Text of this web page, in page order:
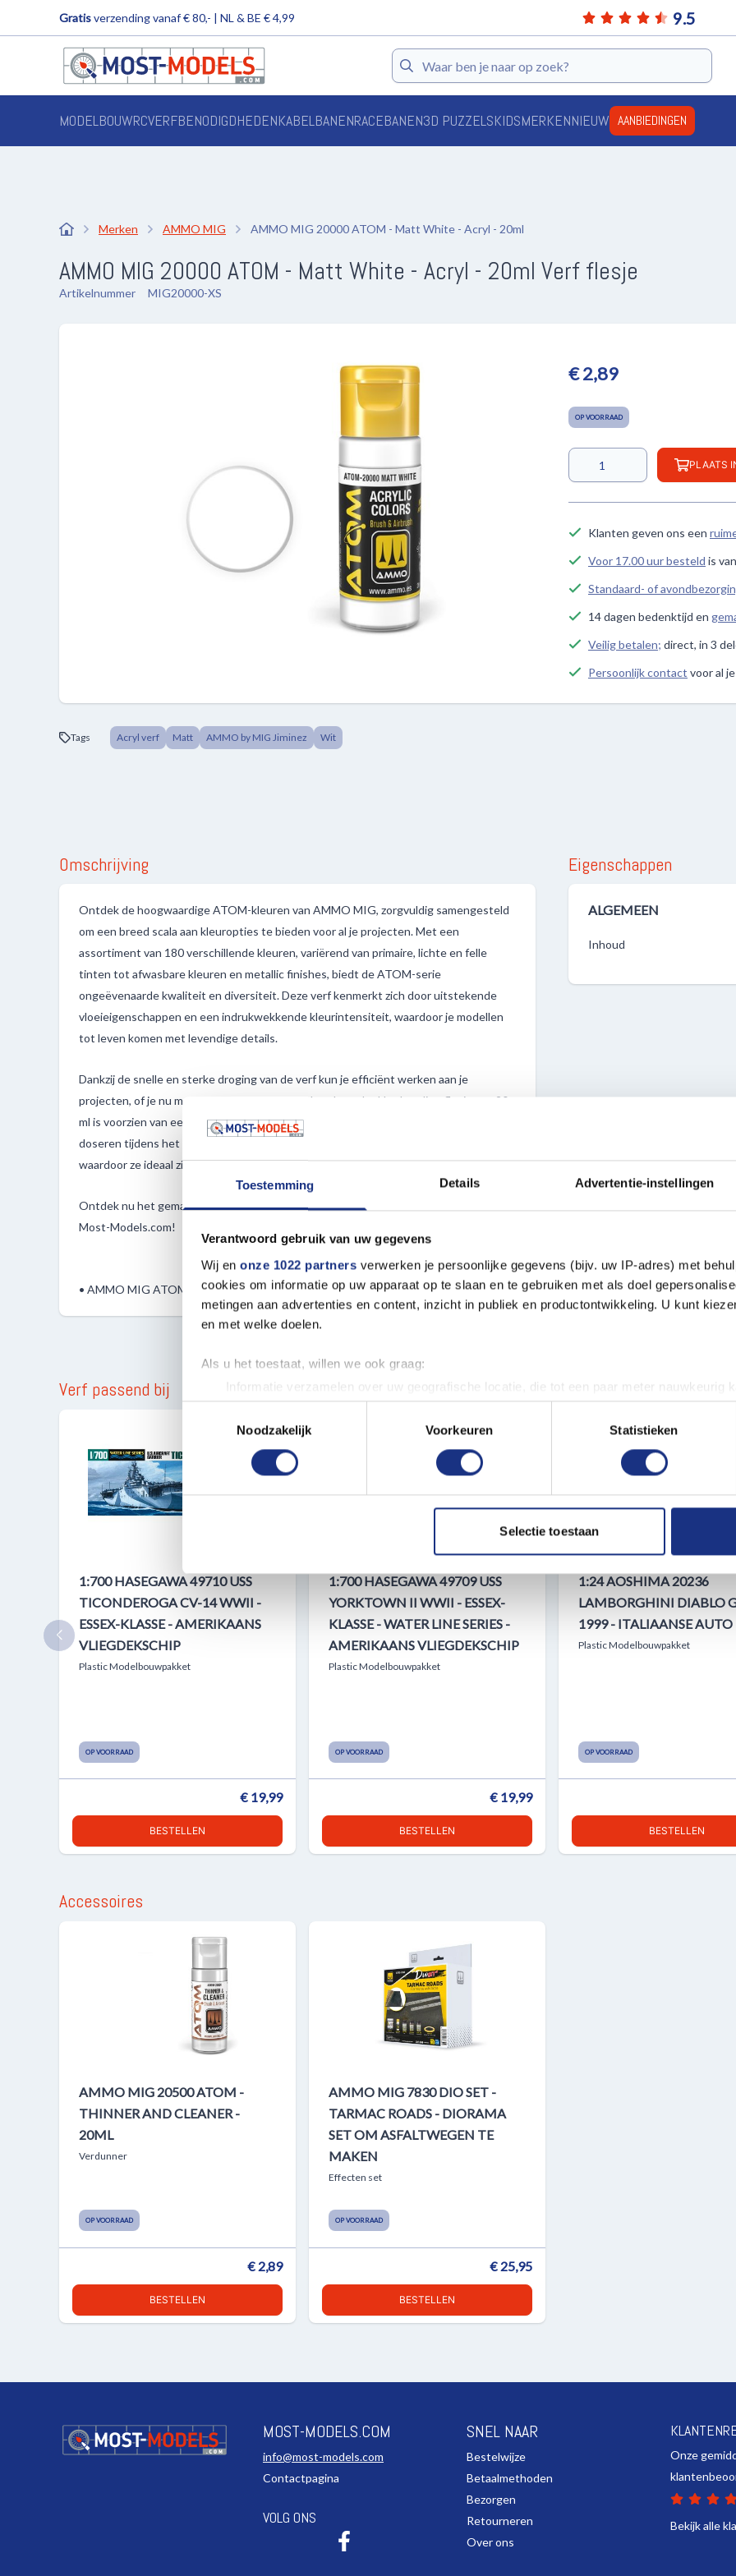
Toestemming Details Advertentie-instellingen
Verantwoord gebruik van uw gegevens
Wij en onze 1022 partners verwerken je persoonlijke gegevens (bijv. uw IP-adres) met
cookies om informatie op uw apparaat op te slaan en te gebruiken met als doel
metingen aan advertenties en content, inzicht in publiek en productontwikkeling. U kunt
en met welke doelen.
Als u het toestaat, willen we ook graag:
Informatie verzamelen over uw geografische locatie, die tot een paar meter nauwkeurig
Uw apparaat identificeren door het actief te scannen op specifieke eigenschappen
Lees meer over hoe uw persoonlijke gegevens worden verwerkt en stel uw voorkeuren in het
toestemming op elk moment wijzigen of intrekken in de Cookieverklaring.
websiteverkeer te analyseren. Ook delen we informatie over uw gebruik van onze site met
media, adverteren en analyse. Deze partners kunnen deze gegevens combineren met
Noodzakelijk
Voorkeuren Statistieken
Selectie toestaan
9.5
Gratisverzending vanaf € 80,- | NL & BE € 4,99
Zoeken
MODELBOUWRCVERFBENODIGDHEDENKABELBANENRACEBANEN3D PUZZELSKIDSMERKENNIEUW AANBIEDINGEN
Merken AMMO MIG AMMO MIG 20000 ATOM - Matt White - Acryl - 20ml
AMMO MIG 20000 ATOM - Matt White - Acryl - 20ml Verf flesje
Artikelnummer MIG20000-XS
€ 2,89
OP VOORRAAD
PLAATS
Klanten geven ons een
Voor 17.00 uur besteld is
Standaard- of
14 dagen bedenktijd en
Veilig betalen; direct, in 3
Persoonlijk contact voor al
Tags Acryl verf Matt AMMO by MIG Jiminez Wit
Omschrijving
Ontdek de hoogwaardige ATOM-kleuren van AMMO MIG, zorgvuldig samengesteld
om een breed scala aan kleuropties te bieden voor al je projecten. Met een
assortiment van 180 verschillende kleuren, variërend van primaire, lichte en felle
tinten tot afwasbare kleuren en metallic finishes, biedt de ATOM-serie
ongeëvenaarde kwaliteit en diversiteit. Deze verf kenmerkt zich door uitstekende
vloeieigenschappen en een indrukwekkende kleurintensiteit, waardoor je modellen
tot leven komen met levendige details.
Dankzij de snelle en sterke droging van de verf kun je efficiënt werken aan je
projecten, of je nu met een penseel of een airbrush werkt. Het handige flesje van 20
ml is voorzien van een praktische eenhandsdop, waardoor je snel en gemakkelijk kunt
doseren tijdens het schilderen. Bovendien zijn deze verven niet giftig en geurloos,
waardoor ze ideaal zijn voor modelbouwenthousiastelingen en hobbyisten.
Ontdek nu het gemak en de veelzijdigheid van de ATOM-flesjes, verkrijgbaar bij
Most-Models.com!
• AMMO MIG ATOM Verf Matt Wit
Eigenschappen
ALGEMEEN
Inhoud
Verf passend bij
1:700 HASEGAWA 49710 USS
TICONDEROGA CV-14 WWII -
ESSEX-KLASSE - AMERIKAANS
VLIEGDEKSCHIP
Plastic Modelbouwpakket
OP VOORRAAD
€ 19,99
BESTELLEN
1:700 HASEGAWA 49709 USS
YORKTOWN II WWII - ESSEX-
KLASSE - WATER LINE SERIES -
AMERIKAANS VLIEGDEKSCHIP
Plastic Modelbouwpakket
OP VOORRAAD
€ 19,99
BESTELLEN
1:24 AOSHIMA 20236
LAMBORGHINI DIABLO
1999 - ITALIAANSE AUTO
Plastic Modelbouwpakket
OP VOORRAAD
BESTELLEN
Accessoires
AMMO MIG 20500 ATOM -
THINNER AND CLEANER -
20ML
Verdunner
OP VOORRAAD
€ 2,89
BESTELLEN
AMMO MIG 7830 DIO SET -
TARMAC ROADS - DIORAMA
SET OM ASFALTWEGEN TE
MAKEN
Effecten set
OP VOORRAAD
€ 25,95
BESTELLEN
MOST-MODELS.COM
info@most-models.com
Contactpagina
VOLG ONS
SNEL NAAR
Bestelwijze
Betaalmethoden
Bezorgen
Retourneren
Over ons
Onze
Bekijk alle